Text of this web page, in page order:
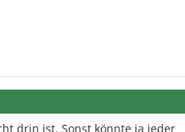
drin ist. Sonst könnte ja jeder